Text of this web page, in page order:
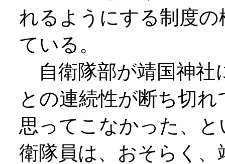
れるようにする制度
ている。
自衛隊部が靖国神社
との連続性が断ち切
思ってこなかった、
衛隊員は、おそらく